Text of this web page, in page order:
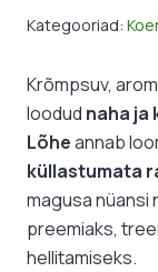
maiused
kogus
Kategooriad: Koer
Krõmpsuv,
loodud naha ja
Lõheannab
küllastumata
magusa nüansi
preemiaks,
hellitamiseks.